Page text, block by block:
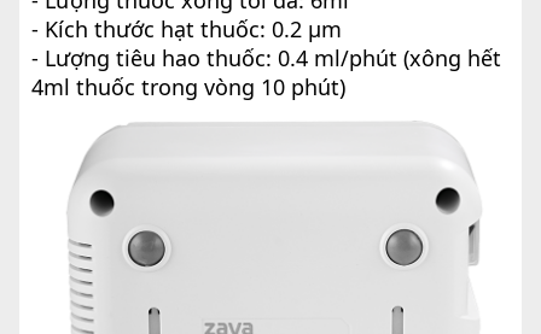
- Kích thước hạt thuốc: 0.2 µm
- Lượng tiêu hao thuốc: 0.4 ml/phút (xông hết
4ml thuốc trong vòng 10 phút)